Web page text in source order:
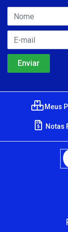
Meus
Notas